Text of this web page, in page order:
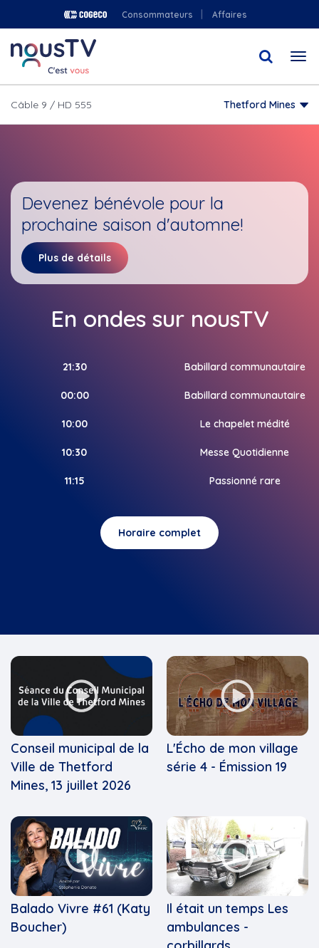
au
contenu
principal
Consommateurs Affaires
Câble 9 / HD 555 Thetford Mines
Devenez bénévole pour la
prochaine saison d'automne!
Plus de détails
En ondes sur nousTV
21:30 Babillard communautaire
00:00 Babillard communautaire
10:00 Le chapelet médité
10:30 Messe Quotidienne
11:15 Passionné rare
Horaire complet
Conseil municipal de la
Ville de Thetford
Mines, 13 juillet 2026
L'Écho de mon village
série 4 - Émission 19
Balado Vivre #61 (Katy
Boucher)
Il était un temps Les
ambulances -